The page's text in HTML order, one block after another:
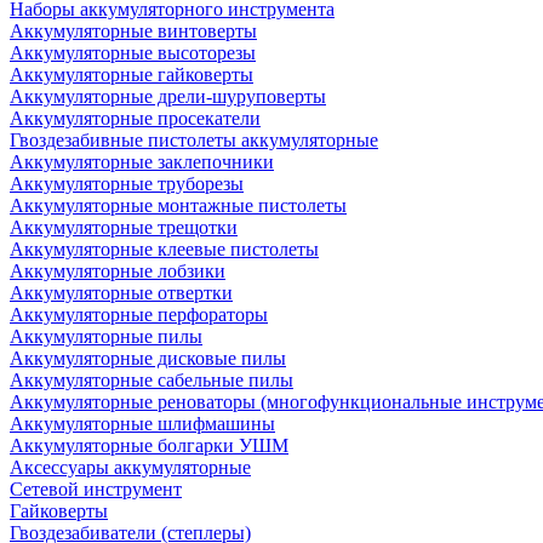
Наборы аккумуляторного инструмента
Аккумуляторные винтоверты
Аккумуляторные высоторезы
Аккумуляторные гайковерты
Аккумуляторные дрели-шуруповерты
Аккумуляторные просекатели
Гвоздезабивные пистолеты аккумуляторные
Аккумуляторные заклепочники
Аккумуляторные труборезы
Аккумуляторные монтажные пистолеты
Аккумуляторные трещотки
Аккумуляторные клеевые пистолеты
Аккумуляторные лобзики
Аккумуляторные отвертки
Аккумуляторные перфораторы
Аккумуляторные пилы
Аккумуляторные дисковые пилы
Аккумуляторные сабельные пилы
Аккумуляторные реноваторы (многофункциональные
Аккумуляторные шлифмашины
Аккумуляторные болгарки УШМ
Аксессуары аккумуляторные
Сетевой инструмент
Гайковерты
Гвоздезабиватели (степлеры)